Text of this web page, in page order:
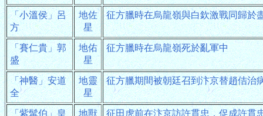
「小溫侯」呂
方
地佐
星
征方臘時在烏龍嶺與白欽激戰同歸於
「賽仁貴」郭
盛
地佑
星
征方臘時在烏龍嶺死於亂軍中
「神醫」安道
全
地靈
星
征方臘期間被朝廷召到汴京替趙佶治
「紫髯伯」皇
地獸
征田虎前在汴京訪許貫忠，促成許貫